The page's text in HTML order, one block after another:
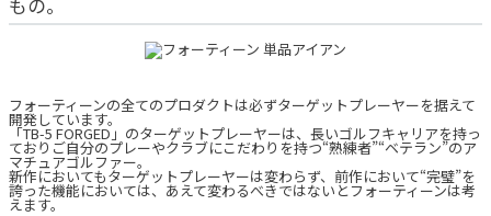
フォーティーンの全てのプロダクトは必ずターゲットプレーヤーを据えて
開発しています。
「TB-5 FORGED」のターゲットプレーヤーは、長いゴルフキャリアを持っ
ておりご自分のプレーやクラブにこだわりを持つ“熟練者”“ベテラン”のア
マチュアゴルファー。
新作においてもターゲットプレーヤーは変わらず、前作において“完璧”を
誇った機能においては、あえて変わるべきではないとフォーティーンは考
えます。